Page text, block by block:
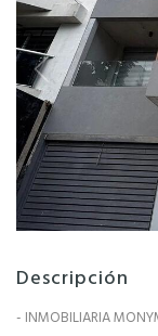
Descripción
- INMOBILIARIA